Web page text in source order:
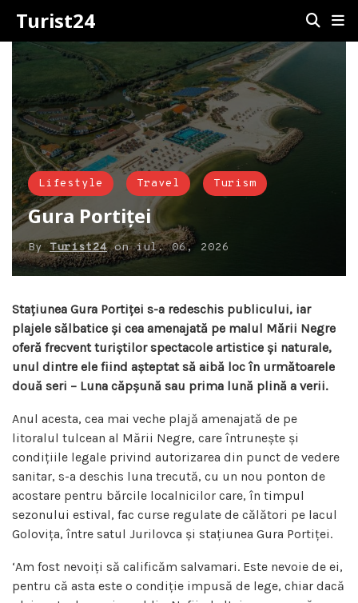
Turist24
Lifestyle Travel Turism
Gura Portiței
ByTurist24oniul. 06, 2026
Stațiunea Gura Portiței s-a redeschis publicului, iar
plajele sălbatice și cea amenajată pe malul Mării Negre
oferă frecvent turiștilor spectacole artistice și naturale,
unul dintre ele fiind așteptat să aibă loc în următoarele
două seri – Luna căpșună sau prima lună plină a verii.
Anul acesta, cea mai veche plajă amenajată de pe
litoralul tulcean al Mării Negre, care întrunește și
condițiile legale privind autorizarea din punct de vedere
sanitar, s-a deschis luna trecută, cu un nou ponton de
acostare pentru bărcile localnicilor care, în timpul
sezonului estival, fac curse regulate de călători pe lacul
Golovița, între satul Jurilovca și stațiunea Gura Portiței.
‘Am fost nevoiți să calificăm salvamari. Este nevoie de ei,
pentru că asta este o condiție impusă de lege, chiar dacă